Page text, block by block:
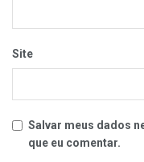
Site
Salvar meus dados
que eu comentar.